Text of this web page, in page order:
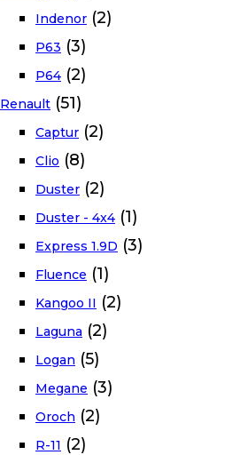
Indenor (2)
P63 (3)
P64 (2)
Renault (51)
Captur (2)
Clio (8)
Duster (2)
Duster - 4x4 (1)
Express 1.9D (3)
Fluence (1)
Kangoo II (2)
Laguna (2)
Logan (5)
Megane (3)
Oroch (2)
R-11 (2)